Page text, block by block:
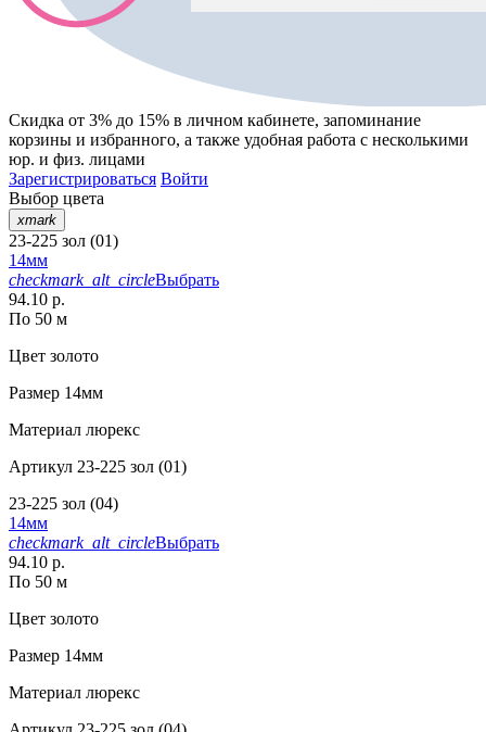
Скидка от 3% до 15% в личном кабинете, запоминание
корзины и избранного, а также удобная работа с несколькими
юр. и физ. лицами
Зарегистрироваться Войти
Выбор цвета
xmark
23-225 зол (01)
14мм
checkmark_alt_circleВыбрать
94.10 р.
По 50 м
Цвет золото
Размер 14мм
Материал люрекс
Артикул 23-225 зол (01)
23-225 зол (04)
14мм
checkmark_alt_circleВыбрать
94.10 р.
По 50 м
Цвет золото
Размер 14мм
Материал люрекс